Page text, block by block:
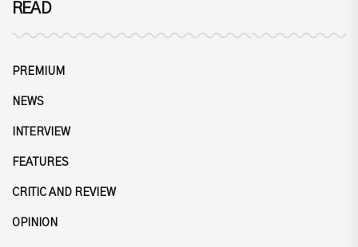
READ
PREMIUM
NEWS
INTERVIEW
FEATURES
CRITIC AND REVIEW
OPINION